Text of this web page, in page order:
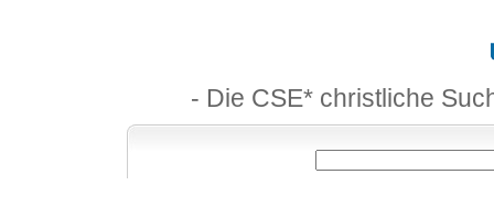
- Die CSE* christliche